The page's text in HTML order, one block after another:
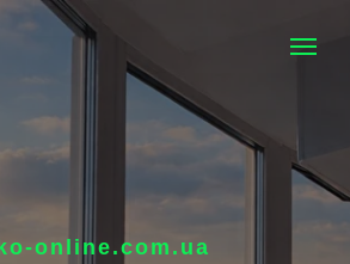
online.com.ua